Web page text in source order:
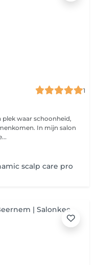
1
In mijn salon
scalp care pro